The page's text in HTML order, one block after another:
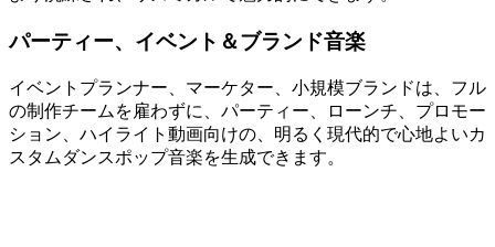
パーティー、イベント＆ブランド音楽
イベントプランナー、マーケター、小規模ブランドは、フル
の制作チームを雇わずに、パーティー、ローンチ、プロモー
ション、ハイライト動画向けの、明るく現代的で心地よいカ
スタムダンスポップ音楽を生成できます。